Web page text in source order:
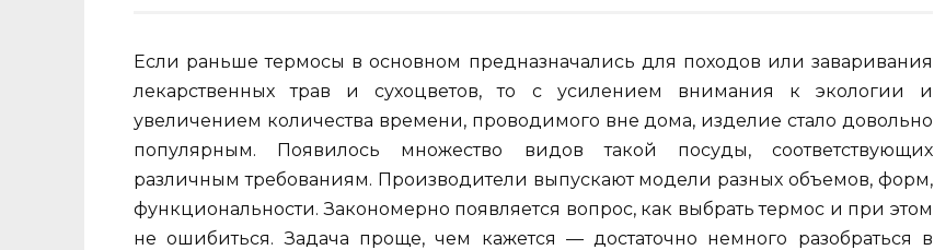
Если раньше термосы в основном предназначались для походов или заваривания
лекарственных трав и сухоцветов, то с усилением внимания к экологии и
увеличением количества времени, проводимого вне дома, изделие стало довольно
популярным. Появилось множество видов такой посуды, соответствующих
различным требованиям. Производители выпускают модели разных объемов, форм,
функциональности. Закономерно появляется вопрос, как выбрать термос и при этом
не ошибиться. Задача проще, чем кажется — достаточно немного разобраться в